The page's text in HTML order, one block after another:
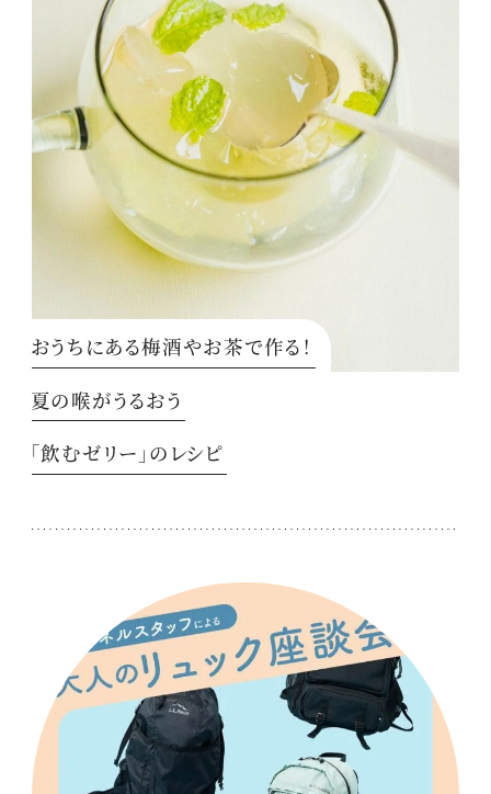
おうちにある梅酒やお茶で作る！
夏の喉がうるおう
「飲むゼリー」のレシピ